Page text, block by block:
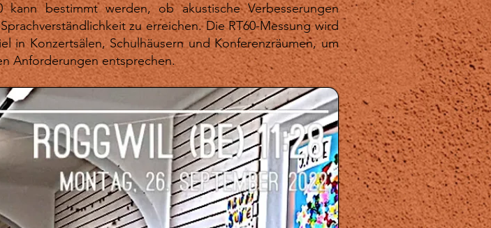
bestimmt werden, ob akustische Verbesserungen
zu erreichen. Die RT60-Messung wird
in Konzertsälen, Schulhäusern und Konferenzräumen, um
Anforderungen entsprechen.